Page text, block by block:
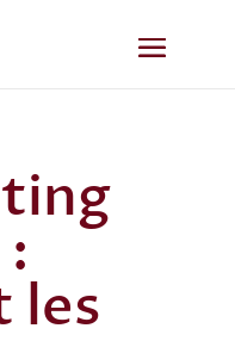
les